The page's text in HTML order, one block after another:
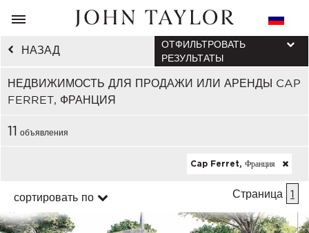
НАЗАД
НЕДВИЖИМОСТЬ ДЛЯ ПРОДАЖИ ИЛИ АРЕНДЫ CAP
FERRET, ФРАНЦИЯ
ОТФИЛЬТРОВАТЬ
РЕЗУЛЬТАТЫ
11 объявления
Cap Ferret, Франция
сортировать по Страница 1